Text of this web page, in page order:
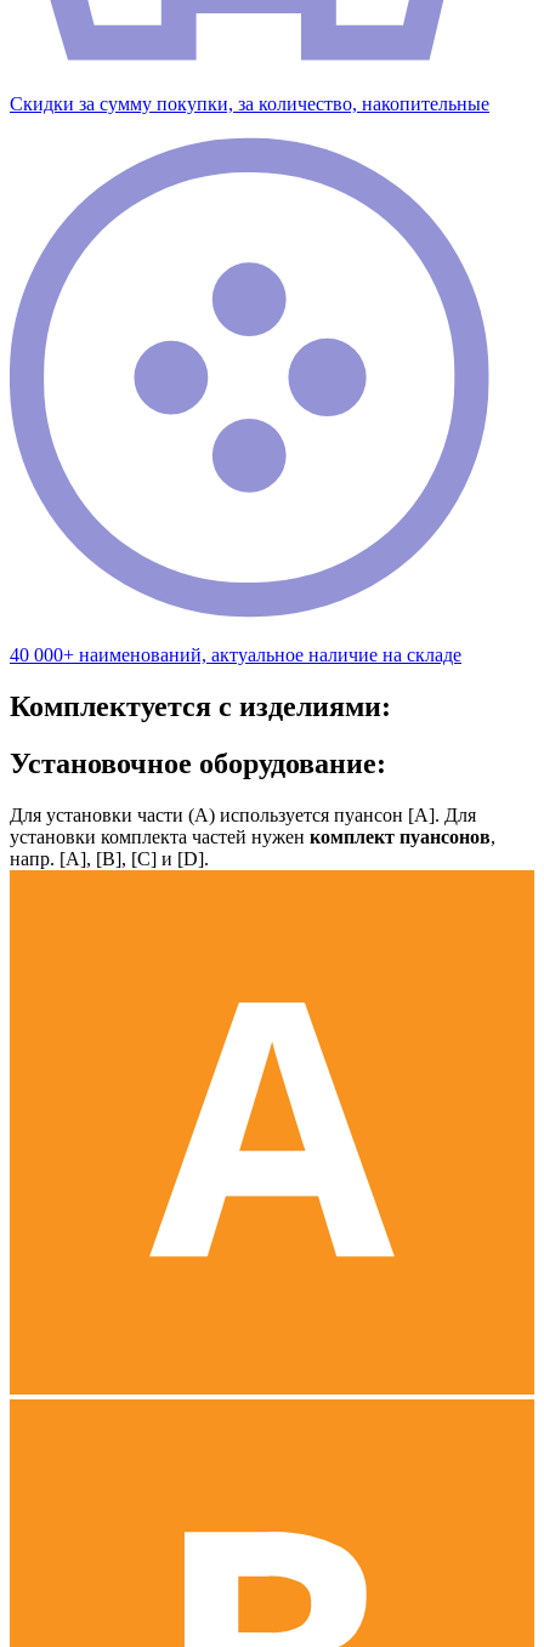
Скидки за сумму покупки, за количество, накопительные
40 000+ наименований, актуальное наличие на складе
Комплектуется с изделиями:
Установочное оборудование:
Для установки части (А) используется пуансон [А]. Для
установки комплекта частей нужен комплект пуансонов,
напр. [А], [B], [С] и [D].